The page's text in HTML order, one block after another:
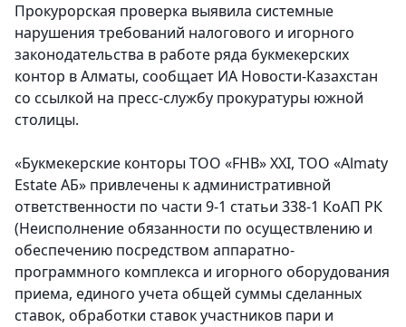
Прокурорская проверка выявила системные
нарушения требований налогового и игорного
законодательства в работе ряда букмекерских
контор в Алматы, сообщает ИА Новости-Казахстан
со ссылкой на пресс-службу прокуратуры южной
столицы.
«Букмекерские конторы ТОО «FHB» XXI, ТОО «Almaty
Estate AБ» привлечены к административной
ответственности по части 9-1 статьи 338-1 КоАП РК
(Неисполнение обязанности по осуществлению и
обеспечению посредством аппаратно-
программного комплекса и игорного оборудования
приема, единого учета общей суммы сделанных
ставок, обработки ставок участников пари и